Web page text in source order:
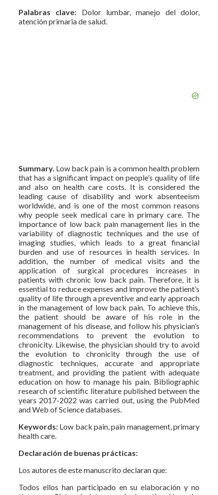
Palabras clave: Dolor lumbar, manejo del dolor,
atención primaria de salud.
Summary. Low back pain is a common health problem
that has a significant impact on people’s quality of life
and also on health care costs. It is considered the
leading cause of disability and work absenteeism
worldwide, and is one of the most common reasons
why people seek medical care in primary care. The
importance of low back pain management lies in the
variability of diagnostic techniques and the use of
imaging studies, which leads to a great financial
burden and use of resources in health services. In
addition, the number of medical visits and the
application of surgical procedures increases in
patients with chronic low back pain. Therefore, it is
essential to reduce expenses and improve the patient’s
quality of life through a preventive and early approach
in the management of low back pain. To achieve this,
the patient should be aware of his role in the
management of his disease, and follow his physician’s
recommendations to prevent the evolution to
chronicity. Likewise, the physician should try to avoid
the evolution to chronicity through the use of
diagnostic techniques, accurate and appropriate
treatment, and providing the patient with adequate
education on how to manage his pain. Bibliographic
research of scientific literature published between the
years 2017-2022 was carried out, using the PubMed
and Web of Science databases.
Keywords: Low back pain, pain management, primary
health care.
Declaración de buenas prácticas:
Los autores de este manuscrito declaran que:
Todos ellos han participado en su elaboración y no